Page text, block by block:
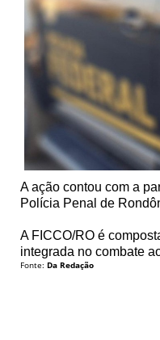
A ação contou com a
Polícia Penal de
A FICCO/RO é
integrada no combate
Fonte: Da Redação